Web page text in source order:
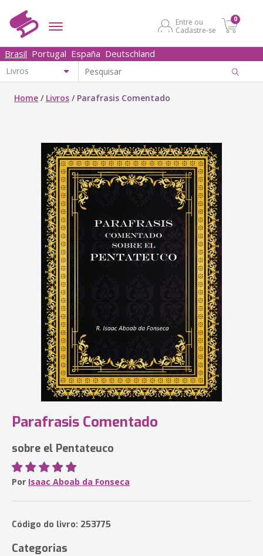
Entre ou
Cadastre-se
0
Brasil Portugal España Deutschland
Home / Livros / Parafrasis Comentado
Parafrasis Comentado
sobre el Pentateuco
Por Isaac Aboab da Fonseca
Código do livro: 253775
Categorias